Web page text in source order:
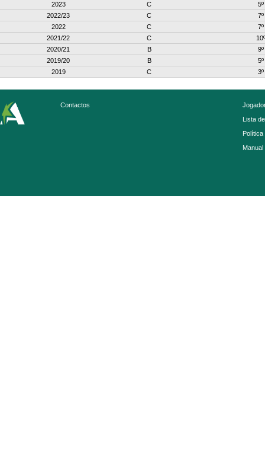
2023
C
5º
2022/23
C
7º
2022
C
7º
2021/22
C
10º
2020/21
B
9º
2019/20
B
5º
2019
C 3º
Contactos
Lista
Política